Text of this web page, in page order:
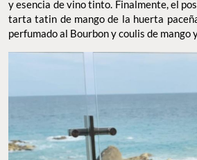
y esencia de vino tinto. Finalmente, el
tarta tatin de mango de la huerta
perfumado al Bourbon y coulis de mango